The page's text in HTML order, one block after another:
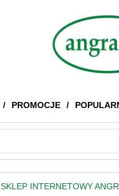
PROMOCJE
SKLEP INTERNETOWY